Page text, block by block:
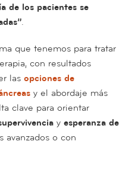
de los pacientes se
.
que tenemos para tratar
con resultados
las opciones de
y el abordaje más
clave para orientar
y esperanza de
avanzados o con